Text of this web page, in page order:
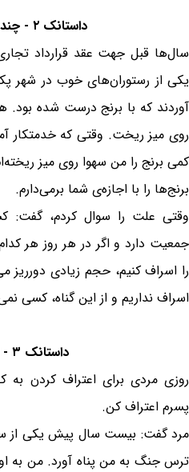
داستانک ۲ - چند دانه برنج
سال‌ها قبل جهت عقد قرارداد
یکی از رستوران‌های خوب در شهر
آوردند که با برنج درست شده بود.
روی میز ریخت. وقتی که خدمتکار
کمی برنج را من سهوا روی میز
برنج‌ها را با اجازه‌ی شما برمی‌دارم.
وقتی علت را سوال کردم، گفت:
را اسراف کنیم، حجم زیادی دورریز
اسراف نداریم و از این گناه، کسی
داستانک ۳ - اعتراف
روزی مردی برای اعتراف کردن
پسرم اعتراف کن.
مرد گفت: بیست سال پیش یکی از
ترس جنگ به من پناه آورد. من به